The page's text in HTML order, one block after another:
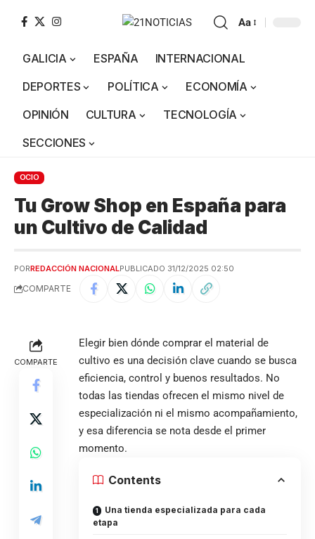
Aa
GALICIA ESPAÑA
INTERNACIONAL
DEPORTES
POLÍTICA
ECONOMÍA
OPINIÓN
CULTURA
TECNOLOGÍA
SECCIONES
OCIO
Tu Grow Shop en España para
un Cultivo de Calidad
PORREDACCIÓN NACIONALPUBLICADO 31/12/2025 02:50
COMPARTE
COMPARTE
Elegir bien dónde comprar el material de
cultivo es una decisión clave cuando se busca
eficiencia, control y buenos resultados. No
todas las tiendas ofrecen el mismo nivel de
especialización ni el mismo acompañamiento,
y esa diferencia se nota desde el primer
momento.
Contents
Una tienda especializada para cada
etapa